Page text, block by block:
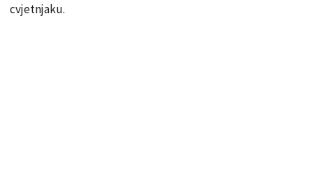
cvjetnjaku.